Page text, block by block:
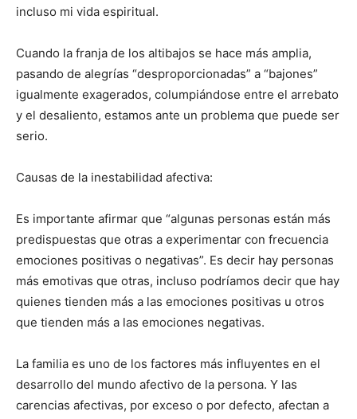
incluso mi vida espiritual.
Cuando la franja de los altibajos se hace más amplia,
pasando de alegrías “desproporcionadas” a “bajones”
igualmente exagerados, columpiándose entre el arrebato
y el desaliento, estamos ante un problema que puede ser
serio.
Causas de la inestabilidad afectiva:
Es importante afirmar que “algunas personas están más
predispuestas que otras a experimentar con frecuencia
emociones positivas o negativas”. Es decir hay personas
más emotivas que otras, incluso podríamos decir que hay
quienes tienden más a las emociones positivas u otros
que tienden más a las emociones negativas.
La familia es uno de los factores más influyentes en el
desarrollo del mundo afectivo de la persona. Y las
carencias afectivas, por exceso o por defecto, afectan a